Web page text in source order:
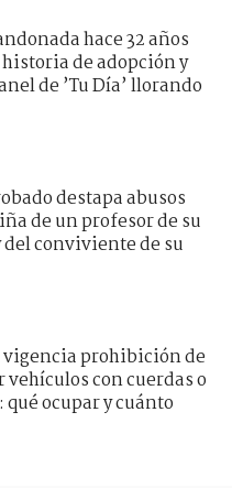
hace 32 años
de adopción y
de ’Tu Día’ llorando
destapa abusos
de un profesor de su
del conviviente de su
vigencia prohibición de
vehículos con cuerdas o
qué ocupar y cuánto